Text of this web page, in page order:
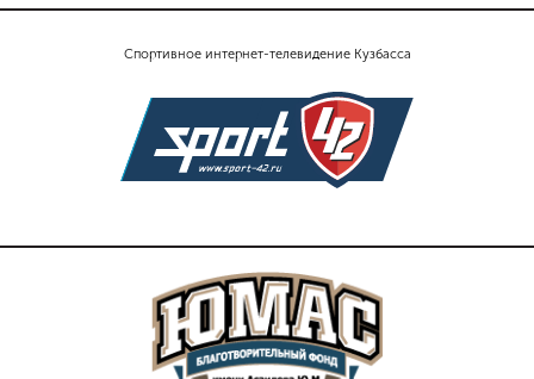
Спортивное интернет-телевидение Кузбасса